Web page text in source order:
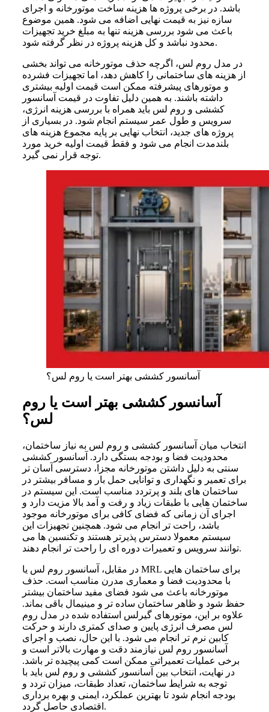
باشد. در برخی پروژه ها هزینه ساخت موتورخانه و اجرای
سازه نیز به قیمت نهایی اضافه می شود. همین موضوع
باعث می شود بررسی هزینه تنها به مبلغ خرید تجهیزات
محدود نباشد و کل هزینه پروژه در نظر گرفته شود.
در مدل روم لس، اگرچه حذف موتورخانه می تواند بخشی
از هزینه های ساختمانی را کاهش دهد، اما تجهیزات فشرده
و موتورهای پیشرفته ممکن است قیمت اولیه بیشتری
داشته باشند. به همین دلیل تفاوت در قیمت آسانسور
کششی و روم لس باید همراه با بررسی هزینه انرژی،
سرویس و طول عمر سیستم انجام شود. در بسیاری از
پروژه های جدید، انتخاب نهایی بر پایه مجموع هزینه های
بلندمدت انجام می شود و فقط قیمت اولیه خرید مورد
توجه قرار نمی گیرد.
آسانسور کششی بهتر است یا روم لس؟
آسانسور کششی بهتر است یا روم
لس؟
انتخاب میان آسانسور کششی و روم لس به نیاز ساختمان،
محدودیت فضا و بودجه بستگی دارد. آسانسور کششی
سنتی به دلیل داشتن موتورخانه مجزا، دسترسی آسان تر
برای تعمیر و نگهداری و توانایی حمل بار و مسافر بیشتر در
ساختمان های بلند و پرتردد مناسب است. این سیستم در
ساختمان هایی با طبقات زیاد و رفت و آمد بالا مزیت دارد و
اجرای آن زمانی که فضای کافی برای موتورخانه موجود
باشد، راحت تر انجام می شود. همچنین تجهیزات این
سیستم معمولا دسترس پذیرتر هستند و تکنسین ها می
توانند سرویس و تعمیرات دوره ای را راحت تر انجام دهند.
در مقابل، آسانسور روم لس یا MRL برای ساختمان هایی
با محدودیت فضا و معماری مدرن مناسب است. حذف
موتورخانه باعث می شود فضای مفید ساختمان بیشتر
حفظ شود و ظاهر ساختمان ساده تر و مینیمال باقی بماند.
علاوه بر این، موتورهای گیرلس استفاده شده در مدل روم
لس مصرف انرژی پایین و صدای کمتری دارند و حرکت
کابین نرم تر انجام می شود. با این حال، نصب و اجرای
آسانسور روم لس نیازمند دقت و مهارت بالاتر است و
برخی عملیات تعمیراتی ممکن است کمی پیچیده تر باشد.
در نهایت، انتخاب بین آسانسور کششی و روم لس باید با
توجه به شرایط ساختمان، تعداد طبقات، میزان تردد و
بودجه انجام شود تا بهترین عملکرد، ایمنی و بهره برداری
اقتصادی حاصل گردد.